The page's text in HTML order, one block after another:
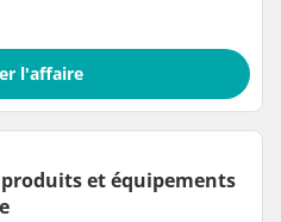
l'affaire
produits et équipements